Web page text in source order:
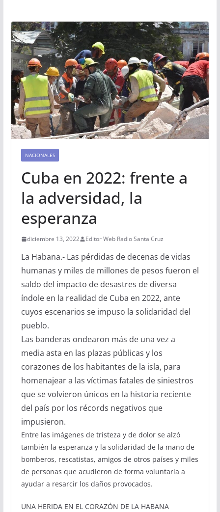
NACIONALES
Cuba en 2022: frente a
la adversidad, la
esperanza
diciembre 13, 2022 Editor Web Radio Santa Cruz
La Habana.- Las pérdidas de decenas de vidas
humanas y miles de millones de pesos fueron el
saldo del impacto de desastres de diversa
índole en la realidad de Cuba en 2022, ante
cuyos escenarios se impuso la solidaridad del
pueblo.
Las banderas ondearon más de una vez a
media asta en las plazas públicas y los
corazones de los habitantes de la isla, para
homenajear a las víctimas fatales de siniestros
que se volvieron únicos en la historia reciente
del país por los récords negativos que
impusieron.
Entre las imágenes de tristeza y de dolor se alzó
también la esperanza y la solidaridad de la mano de
bomberos, rescatistas, amigos de otros países y miles
de personas que acudieron de forma voluntaria a
ayudar a resarcir los daños provocados.
UNA HERIDA EN EL CORAZÓN DE LA HABANA